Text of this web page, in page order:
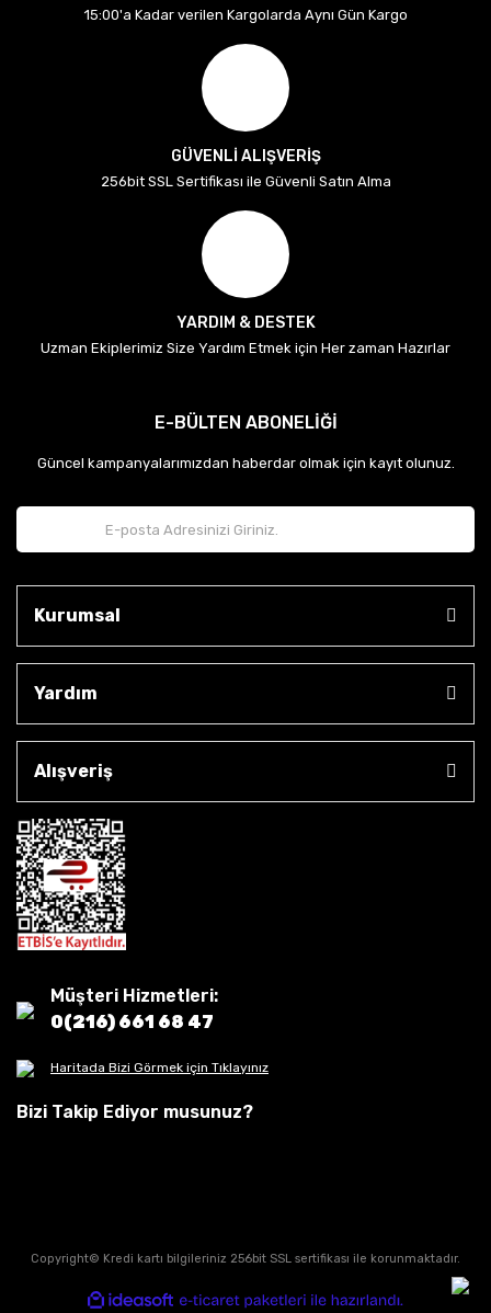
15:00'a Kadar verilen Kargolarda Aynı Gün Kargo
GÜVENLİ ALIŞVERİŞ
256bit SSL Sertifikası ile Güvenli Satın Alma
YARDIM & DESTEK
Uzman Ekiplerimiz Size Yardım Etmek için Her zaman Hazırlar
E-BÜLTEN ABONELİĞİ
Güncel kampanyalarımızdan haberdar olmak için kayıt olunuz.
Kurumsal
Yardım
Alışveriş
Müşteri Hizmetleri:
0(216) 661 68 47
Haritada Bizi Görmek için Tıklayınız
Bizi Takip Ediyor musunuz?
Copyright© Kredi kartı bilgileriniz 256bit SSL sertifikası ile korunmaktadır.
ideasoft
e-